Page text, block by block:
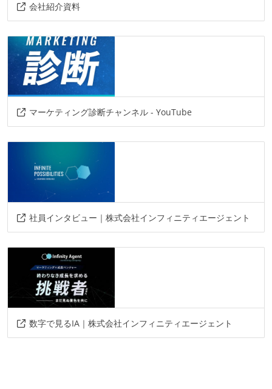
会社紹介資料
マーケティング診断チャンネル - YouTube
社員インタビュー｜株式会社インフィニティエージェント
数字で見るIA｜株式会社インフィニティエージェント